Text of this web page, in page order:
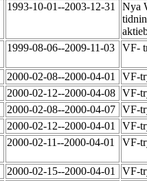
1993-10-01--2003-12-31
Nya
1999-08-06--2009-11-03 VF-
2000-02-08--2000-04-01
VF-
2000-02-12--2000-04-08 VF-
2000-02-08--2000-04-07 VF-
2000-02-12--2000-04-01
VF-
2000-02-11--2000-04-01 VF-
2000-02-15--2000-04-01
VF-